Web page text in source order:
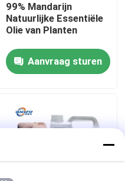
99% Mandarijn
Natuurlijke Essentiële
Olie van Planten
Aanvraag sturen